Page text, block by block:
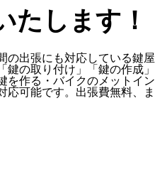
たします！
出張にも対応している鍵
鍵の取り付け」「鍵の作成
作る・バイクのメットイ
可能です。出張費無料、